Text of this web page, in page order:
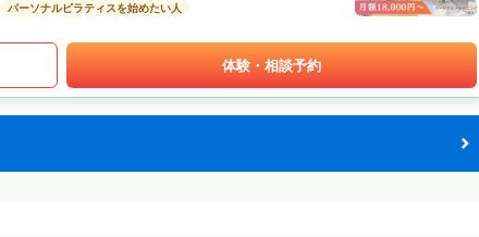
パーソナルピラティスを始めたい人
体験・相談予約